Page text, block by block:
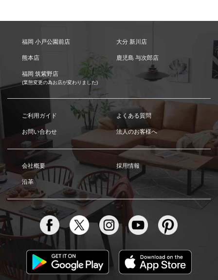
福岡 小戸公園前店 大分 新川店
熊本店 鹿児島 与次郎店
福岡 筑紫野店
(業態変更の為お店が変わりました)
ご利用ガイド よくある質問
お問い合わせ 法人のお客様へ
会社概要 採用情報
沿革